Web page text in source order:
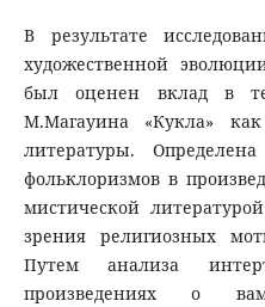
В результате
художественной
был оценен вклад в
М.Магауина «Кукла» как
литературы.
фольклоризмов в
мистической
зрения религиозных
Путем анализа
произведениях о